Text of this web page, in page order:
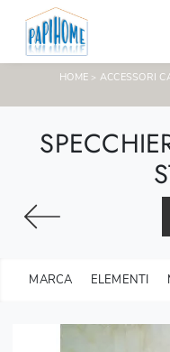
HOME > ACCESSORI
MARCA ELEMENTI